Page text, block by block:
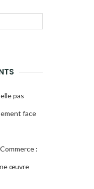
pas
face
:
œuvre